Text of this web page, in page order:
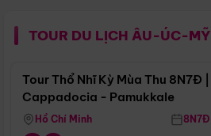
TOUR DU LỊCH ÂU-ÚC-
Tour Thổ Nhĩ Kỳ Mùa Thu 8N7Đ
Cappadocia - Pamukkale
Hồ Chí Minh 8N7Đ